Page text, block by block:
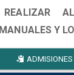
Y
ADMISIONES